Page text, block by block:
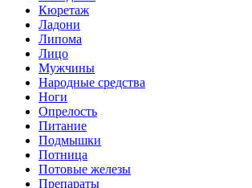
Кюретаж
Ладони
Липома
Лицо
Мужчины
Народные средства
Ноги
Опрелость
Питание
Подмышки
Потница
Потовые железы
Препараты